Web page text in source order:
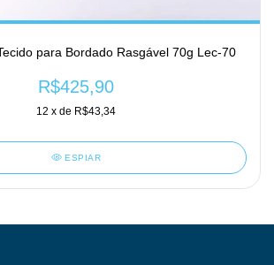
para Bordado Rasgável 70g Lec-70
R$425,90
12 x de R$43,34
ESPIAR